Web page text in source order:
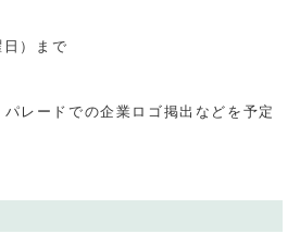
）まで
レードでの企業ロゴ掲出などを予定